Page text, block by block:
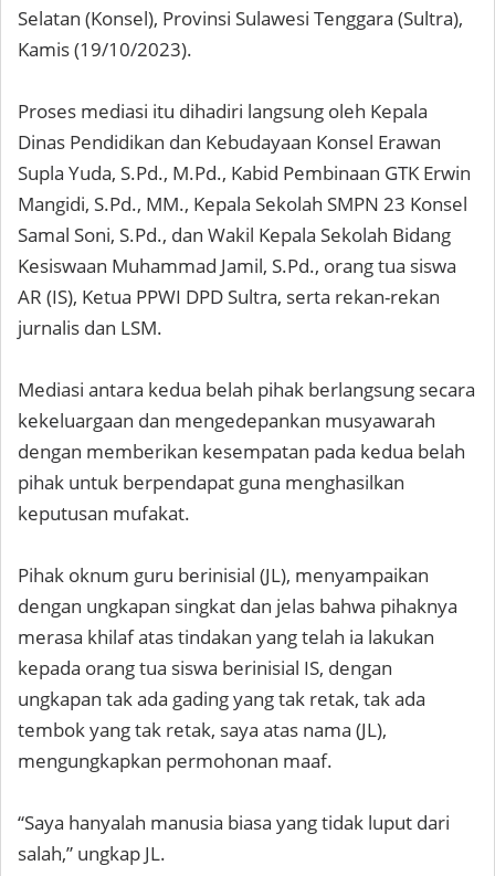
Selatan (Konsel), Provinsi Sulawesi Tenggara (Sultra),
Kamis (19/10/2023).
Proses mediasi itu dihadiri langsung oleh Kepala
Dinas Pendidikan dan Kebudayaan Konsel Erawan
Supla Yuda, S.Pd., M.Pd., Kabid Pembinaan GTK Erwin
Mangidi, S.Pd., MM., Kepala Sekolah SMPN 23 Konsel
Samal Soni, S.Pd., dan Wakil Kepala Sekolah Bidang
Kesiswaan Muhammad Jamil, S.Pd., orang tua siswa
AR (IS), Ketua PPWI DPD Sultra, serta rekan-rekan
jurnalis dan LSM.
Mediasi antara kedua belah pihak berlangsung secara
kekeluargaan dan mengedepankan musyawarah
dengan memberikan kesempatan pada kedua belah
pihak untuk berpendapat guna menghasilkan
keputusan mufakat.
Pihak oknum guru berinisial (JL), menyampaikan
dengan ungkapan singkat dan jelas bahwa pihaknya
merasa khilaf atas tindakan yang telah ia lakukan
kepada orang tua siswa berinisial IS, dengan
ungkapan tak ada gading yang tak retak, tak ada
tembok yang tak retak, saya atas nama (JL),
mengungkapkan permohonan maaf.
“Saya hanyalah manusia biasa yang tidak luput dari
salah,” ungkap JL.